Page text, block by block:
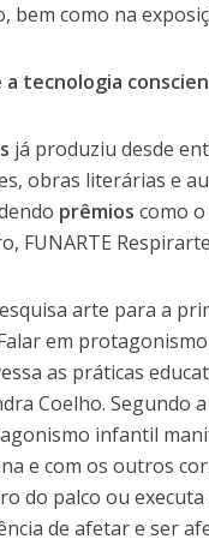
como na
tecnologia
já produziu desde
obras literárias e
prêmioscomo
FUNARTE
arte para a
em
as práticas
Coelho.
infantil
e com os outros
do palco ou
de afetar e ser